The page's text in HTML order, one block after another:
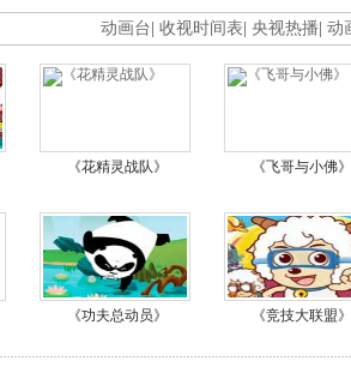
动画台 收视时间表 央视热播 动
《花精灵战队》 《飞哥与小佛》
《功夫总动员》 《竞技大联盟》